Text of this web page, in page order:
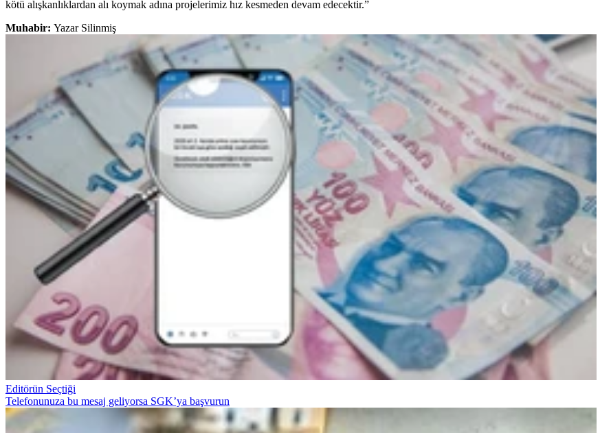
kötü alışkanlıklardan alı koymak adına projelerimiz hız kesmeden devam edecektir.”
Muhabir: Yazar Silinmiş
Editörün Seçtiği
Telefonunuza bu mesaj geliyorsa SGK’ya başvurun